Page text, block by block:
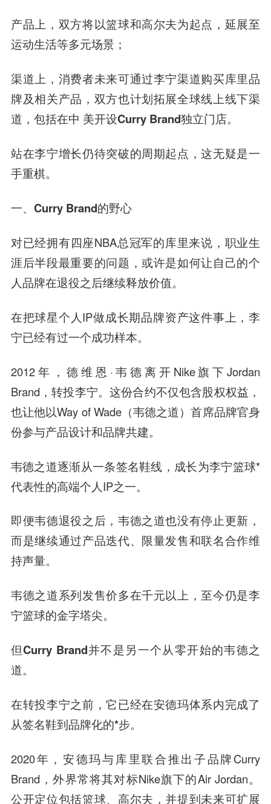
产品上，双方将以篮球和高尔夫为起点，延展至
运动生活等多元场景；
渠道上，消费者未来可通过李宁渠道购买库里品
牌及相关产品，双方也计划拓展全球线上线下渠
道，包括在中 美开设Curry Brand独立门店。
站在李宁增长仍待突破的周期起点，这无疑是一
手重棋。
一、 Curry Brand的野心
对已经拥有四座NBA总冠军的库里来说，职业生
涯后半段最重要的问题，或许是如何让自己的个
人品牌在退役之后继续释放价值。
在把球星个人IP做成长期品牌资产这件事上，李
宁已经有过一个成功样本。
2012年，德维恩·韦德离开Nike旗下Jordan
Brand，转投李宁。这份合约不仅包含股权权益，
也让他以Way of Wade（韦德之道）首席品牌官身
份参与产品设计和品牌共建。
韦德之道逐渐从一条签名鞋线，成长为李宁篮球*
代表性的高端个人IP之一。
即便韦德退役之后，韦德之道也没有停止更新，
而是继续通过产品迭代、限量发售和联名合作维
持声量。
韦德之道系列发售价多在千元以上，至今仍是李
宁篮球的金字塔尖。
但Curry Brand并不是另一个从零开始的韦德之
道。
在转投李宁之前，它已经在安德玛体系内完成了
从签名鞋到品牌化的*步。
2020年，安德玛与库里联合推出子品牌Curry
Brand，外界常将其对标Nike旗下的Air Jordan。
公开定位包括篮球、高尔夫，并提到未来可扩展